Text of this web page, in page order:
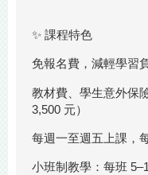
✨ 課程特色
免報名費，減輕學習
教材費、學生意外保
3,500 元）
每週一至週五上課，
小班制教學：每班